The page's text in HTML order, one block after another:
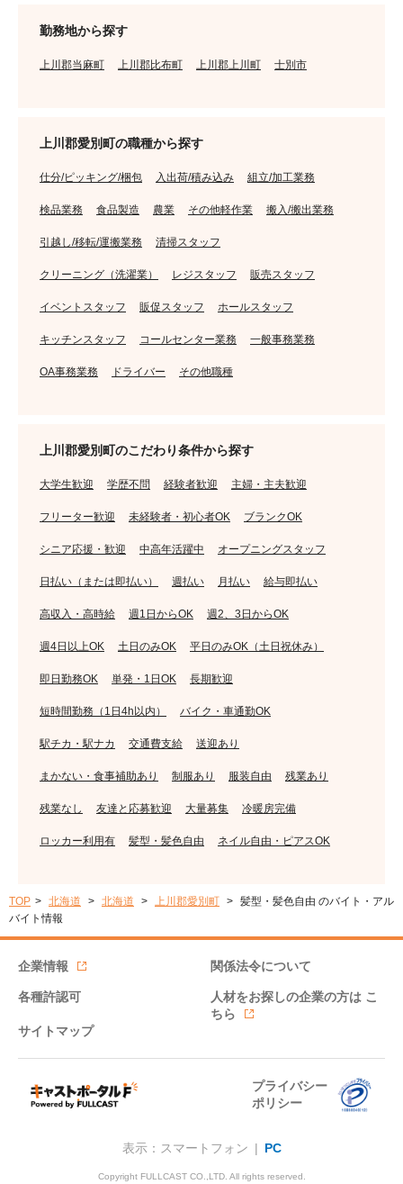
勤務地から探す
上川郡当麻町 上川郡比布町 上川郡上川町 士別市
上川郡愛別町の職種から探す
仕分/ピッキング/梱包 入出荷/積み込み 組立/加工業務
検品業務 食品製造 農業 その他軽作業 搬入/搬出業務
引越し/移転/運搬業務 清掃スタッフ
クリーニング（洗濯業） レジスタッフ 販売スタッフ
イベントスタッフ 販促スタッフ ホールスタッフ
キッチンスタッフ コールセンター業務 一般事務業務
OA事務業務 ドライバー その他職種
上川郡愛別町のこだわり条件から探す
大学生歓迎 学歴不問 経験者歓迎 主婦・主夫歓迎
フリーター歓迎 未経験者・初心者OK ブランクOK
シニア応援・歓迎 中高年活躍中 オープニングスタッフ
日払い（または即払い） 週払い 月払い 給与即払い
高収入・高時給 週1日からOK 週2、3日からOK
週4日以上OK 土日のみOK 平日のみOK（土日祝休み）
即日勤務OK 単発・1日OK 長期歓迎
短時間勤務（1日4h以内） バイク・車通勤OK
駅チカ・駅ナカ 交通費支給 送迎あり
まかない・食事補助あり 制服あり 服装自由 残業あり
残業なし 友達と応募歓迎 大量募集 冷暖房完備
ロッカー利用有 髪型・髪色自由 ネイル自由・ピアスOK
TOP 北海道 北海道 上川郡愛別町
髪型・髪色自由 のバイト・アル
バイト情報
企業情報 関係法令について
各種許認可 人材をお探しの企業の方は こ
ちら
サイトマップ
プライバシー
ポリシー
表示：スマートフォン | PC
Copyright FULLCAST CO.,LTD. All rights reserved.